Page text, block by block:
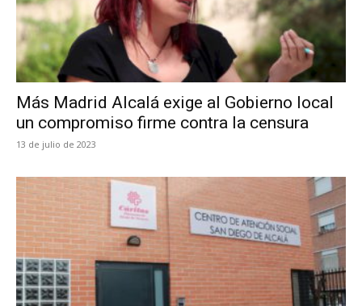
Más Madrid Alcalá exige al Gobierno local
un compromiso firme contra la censura
13 de julio de 2023